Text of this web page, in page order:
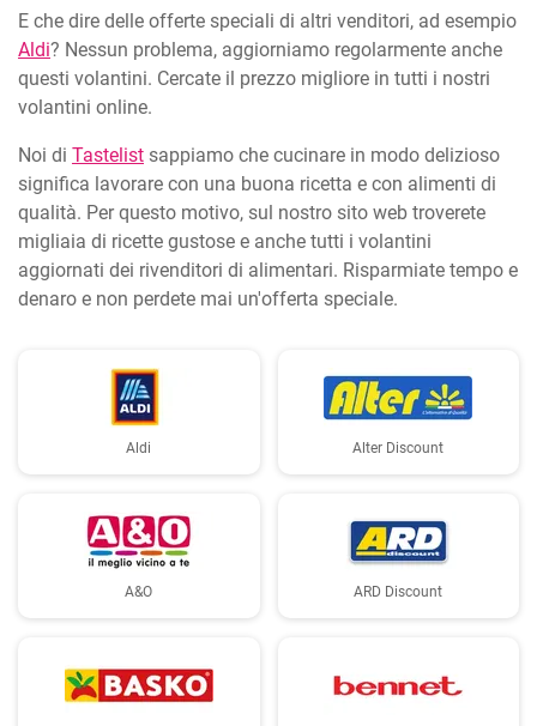
E che dire delle offerte speciali di altri venditori, ad esempio
Aldi? Nessun problema, aggiorniamo regolarmente anche
questi volantini. Cercate il prezzo migliore in tutti i nostri
volantini online.
Noi di Tastelist sappiamo che cucinare in modo delizioso
significa lavorare con una buona ricetta e con alimenti di
qualità. Per questo motivo, sul nostro sito web troverete
migliaia di ricette gustose e anche tutti i volantini
aggiornati dei rivenditori di alimentari. Risparmiate tempo e
denaro e non perdete mai un'offerta speciale.
Aldi Alter Discount
A&O ARD Discount